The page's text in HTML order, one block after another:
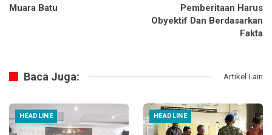
Muara Batu
Pemberitaan Harus
Obyektif Dan Berdasarkan
Fakta
Baca Juga: Artikel Lain
HEADLINE HEADLINE